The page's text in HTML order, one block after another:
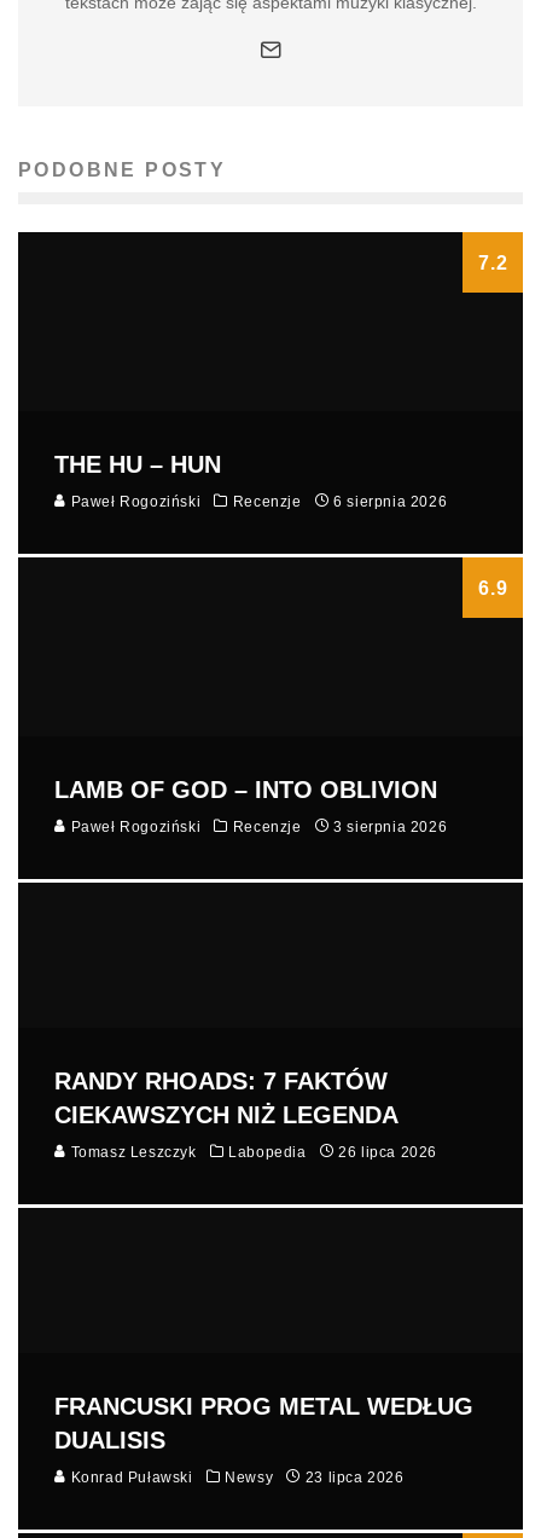
PODOBNE POSTY
7.2
THE HU – HUN
Paweł Rogoziński Recenzje 6 sierpnia 2026
6.9
LAMB OF GOD – INTO OBLIVION
Paweł Rogoziński Recenzje 3 sierpnia 2026
RANDY RHOADS: 7 FAKTÓW
CIEKAWSZYCH NIŻ LEGENDA
Tomasz Leszczyk Labopedia 26 lipca 2026
FRANCUSKI PROG METAL WEDŁUG
DUALISIS
Konrad Puławski Newsy 23 lipca 2026